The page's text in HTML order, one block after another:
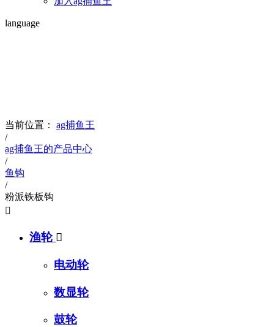
language
当前位置：
ag捕鱼王
/
ag捕鱼王的产品中心
/
鱼钩
/
粉派铁板钩

渔轮 
电动轮
数显轮
鼓轮